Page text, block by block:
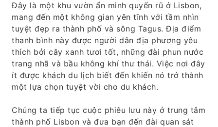
Đây là một khu vườn ẩn mình quyến rũ ở Lisbon,
mang đến một không gian yên tĩnh với tầm nhìn
tuyệt đẹp ra thành phố và sông Tagus. Địa điểm
thanh bình này được người dân địa phương yêu
thích bởi cây xanh tươi tốt, những đài phun nước
trang nhã và bầu không khí thư thái. Việc nơi đây
ít được khách du lịch biết đến khiến nó trở thành
một lựa chọn tuyệt vời cho du khách.
Chúng ta tiếp tục cuộc phiêu lưu này ở trung tâm
thành phố Lisbon và đưa bạn đến đài quan sát